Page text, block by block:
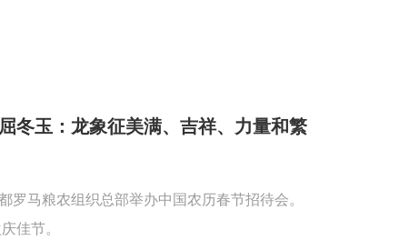
冬玉：龙象征美满、吉祥、力量和繁
马粮农组织总部举办中国农历春节招待会。
佳节。